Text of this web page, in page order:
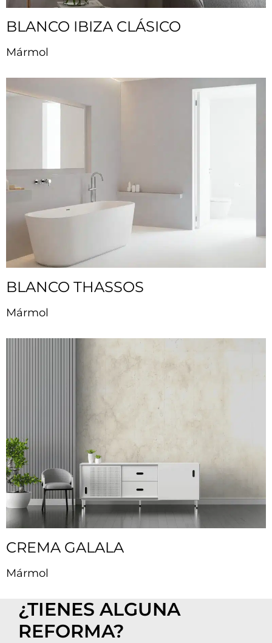
BLANCO IBIZA CLÁSICO
Mármol
BLANCO THASSOS
Mármol
CREMA GALALA
Mármol
¿TIENES ALGUNA
REFORMA?